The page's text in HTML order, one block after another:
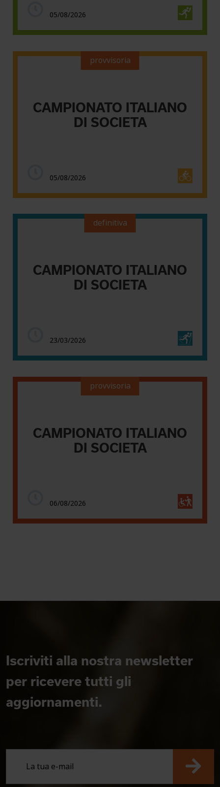
05/08/2026
provvisoria
CAMPIONATO ITALIANO
DI SOCIETA
05/08/2026
definitiva
CAMPIONATO ITALIANO
DI SOCIETA
23/03/2026
provvisoria
CAMPIONATO ITALIANO
DI SOCIETA
06/08/2026
Iscriviti alla nostra newsletter
per ricevere tutti gli
aggiornamenti.